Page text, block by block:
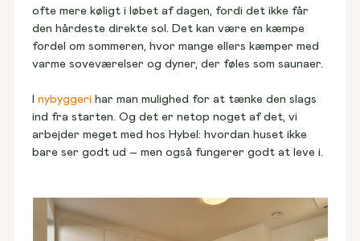
ofte mere køligt i løbet af dagen, fordi det ikke får
den hårdeste direkte sol. Det kan være en kæmpe
fordel om sommeren, hvor mange ellers kæmper med
varme soveværelser og dyner, der føles som saunaer.
I nybyggeri har man mulighed for at tænke den slags
ind fra starten. Og det er netop noget af det, vi
arbejder meget med hos Hybel: hvordan huset ikke
bare ser godt ud – men også fungerer godt at leve i.